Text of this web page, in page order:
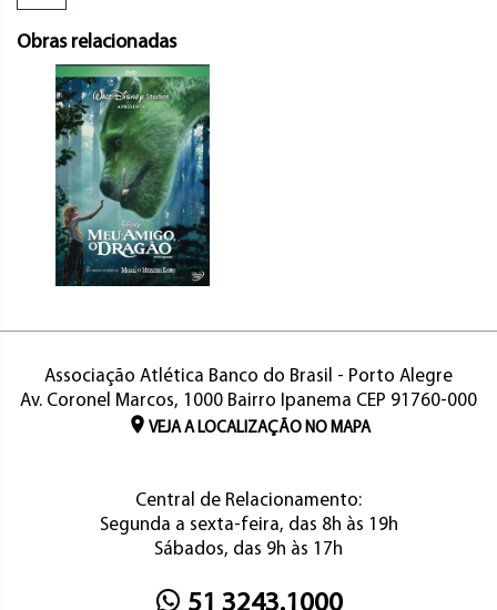
Obras relacionadas
Associação Atlética Banco do Brasil - Porto Alegre
Av. Coronel Marcos, 1000 Bairro Ipanema CEP 91760-000
VEJA A LOCALIZAÇÃO NO MAPA
Central de Relacionamento:
Segunda a sexta-feira, das 8h às 19h
Sábados, das 9h às 17h
51 3243.1000